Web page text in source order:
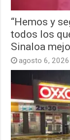
“Hemos y
todos los
Sinaloa
agosto 6, 2026